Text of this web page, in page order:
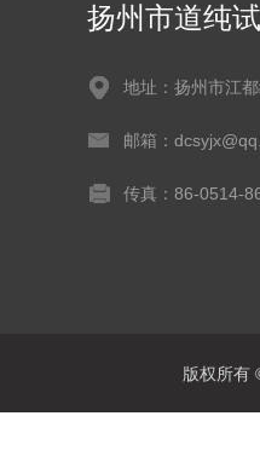
扬州市道纯
地址：扬州市江
邮箱：
传真：86-0514-
版权所有